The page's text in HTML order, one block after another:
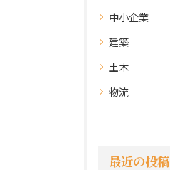
中小企業
建築
土木
物流
最近の投稿